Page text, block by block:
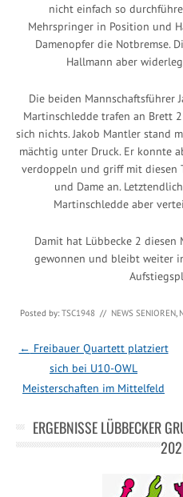
nicht einfach so
Mehrspringer in Position und
Damenopfer die Notbremse.
Hallmann aber
Die beiden Mannschaftsführer
Martinschledde trafen an Brett
sich nichts. Jakob Mantler stand
mächtig unter Druck. Er konnte
verdoppeln und griff mit diesen
und Dame an.
Martinschledde aber
Damit hat Lübbecke 2 diesen
gewonnen und bleibt weiter
Posted by: TSC1948 // NEWS SENIOREN
Post navigation
← Freibauer Quartett platziert
sich bei U10-OWL
Meisterschaften im Mittelfeld
ERGEBNISSE LÜBBECKER